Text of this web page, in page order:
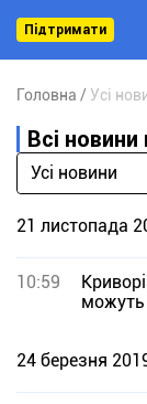
Підтримати
Головна Усі
Всі
Усі новини
21 листопада
10:59
можуть
24 березня